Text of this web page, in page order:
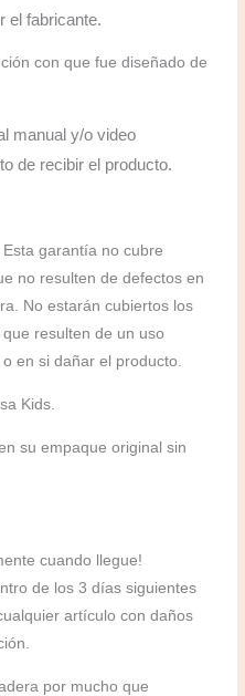
el fabricante.
con que fue diseñado de
manual y/o video
de recibir el producto.
Esta garantía no cubre
no resulten de defectos en
No estarán cubiertos los
resulten de un uso
en si dañar el producto.
Kids.
su empaque original sin
cuando llegue!
de los 3 días siguientes
artículo con daños
por mucho que